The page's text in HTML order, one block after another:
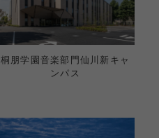
桐朋学園音楽部門仙川新キャ
ンパス